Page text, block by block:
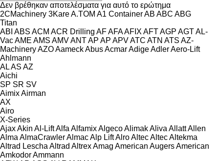
Δεν βρέθηκαν αποτελέσματα για αυτό το ερώτημα
2CMachinery 3KareA.TOM A1 ContainerAB ABC ABG
Titan
ABI ABS ACM ACR Drilling AFAFAAFIX AFTAGP AGTAL-
VacAME AMS AMVANTAP AP APVATC ATN ATS AZ-
MachineryAZOAameckAbusAcmarAdigeAdlerAero-Lift
Ahlmann
ALAS AZ
Aichi
SP SR SV
AimixAirman
AX
Airo
X-Series
AjaxAkin Al-LiftAlfa AlfamixAlgecoAlimakAliva AllattAllen
Alma AlmaCrawlerAlmacAlp LiftAlroAltecAltecAltekma
Altrad Lescha Altrad AltrexAmag American AugersAmerican
AmkodorAmmann